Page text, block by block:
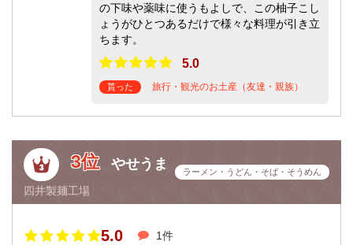
の下味や薬味に使うもよしで、この柚子こし
ょうがひとつあるだけで様々な料理が引き立
ちます。
5.0
貰った 旅行・観光のお土産（友達・親族）
3位 やせうま
四井製麺工場
ラーメン・うどん・そば・そうめん
5.0 1件